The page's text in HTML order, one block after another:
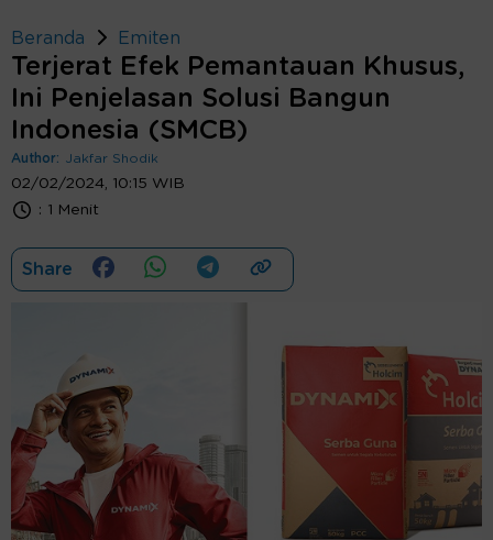
Beranda Emiten
Terjerat Efek Pemantauan Khusus,
Ini Penjelasan Solusi Bangun
Indonesia (SMCB)
Author: Jakfar Shodik
02/02/2024, 10:15 WIB
: 1 Menit
Share